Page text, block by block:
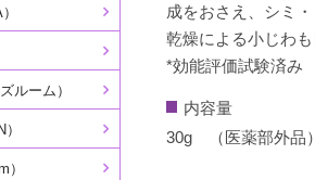
成をおさえ、シミ
乾燥による小じわ
*効能評価試験済み
内容量
30g （医薬部外品）
ルーム）